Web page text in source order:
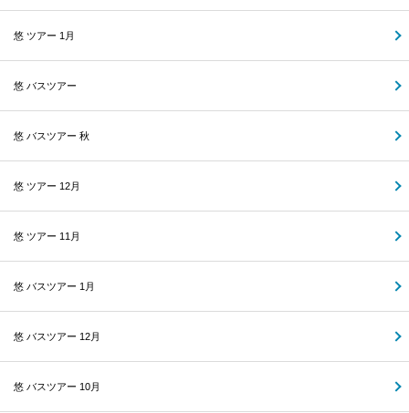
悠 ツアー 1月
悠 バスツアー
悠 バスツアー 秋
悠 ツアー 12月
悠 ツアー 11月
悠 バスツアー 1月
悠 バスツアー 12月
悠 バスツアー 10月